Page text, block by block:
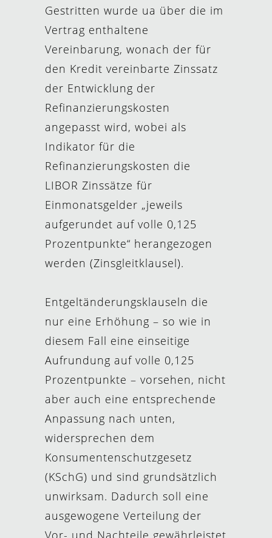
Gestritten wurde ua über die im
Vertrag enthaltene
Vereinbarung, wonach der für
den Kredit vereinbarte Zinssatz
der Entwicklung der
Refinanzierungskosten
angepasst wird, wobei als
Indikator für die
Refinanzierungskosten die
LIBOR Zinssätze für
Einmonatsgelder „jeweils
aufgerundet auf volle 0,125
Prozentpunkte“ herangezogen
werden (Zinsgleitklausel).
Entgeltänderungsklauseln die
nur eine Erhöhung – so wie in
diesem Fall eine einseitige
Aufrundung auf volle 0,125
Prozentpunkte – vorsehen, nicht
aber auch eine entsprechende
Anpassung nach unten,
widersprechen dem
Konsumentenschutzgesetz
(KSchG) und sind grundsätzlich
unwirksam. Dadurch soll eine
ausgewogene Verteilung der
Vor- und Nachteile gewährleistet